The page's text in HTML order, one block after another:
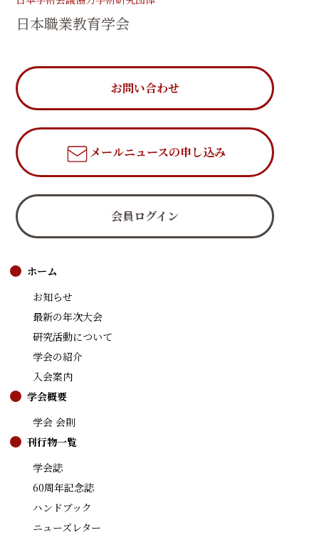
日本職業教育学会
お問い合わせ
メールニュースの申し込み
会員ログイン
ホーム
お知らせ
最新の年次大会
研究活動について
学会の紹介
入会案内
学会概要
学会 会則
刊行物一覧
学会誌
60周年記念誌
ハンドブック
ニューズレター